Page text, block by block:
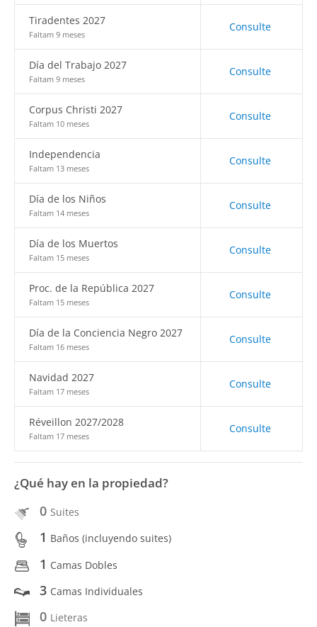
Tiradentes 2027
Faltam 9 meses
Consulte
Día del Trabajo 2027
Faltam 9 meses
Consulte
Corpus Christi 2027
Faltam 10 meses
Consulte
Independencia
Faltam 13 meses
Consulte
Día de los Niños
Faltam 14 meses
Consulte
Día de los Muertos
Faltam 15 meses
Consulte
Proc. de la República 2027
Faltam 15 meses
Consulte
Día de la Conciencia Negro 2027
Faltam 16 meses
Consulte
Navidad 2027
Faltam 17 meses
Consulte
Réveillon 2027/2028
Faltam 17 meses
Consulte
¿Qué hay en la propiedad?
0 Suites
1 Baños (incluyendo suites)
1 Camas Dobles
3 Camas Individuales
0 Lieteras